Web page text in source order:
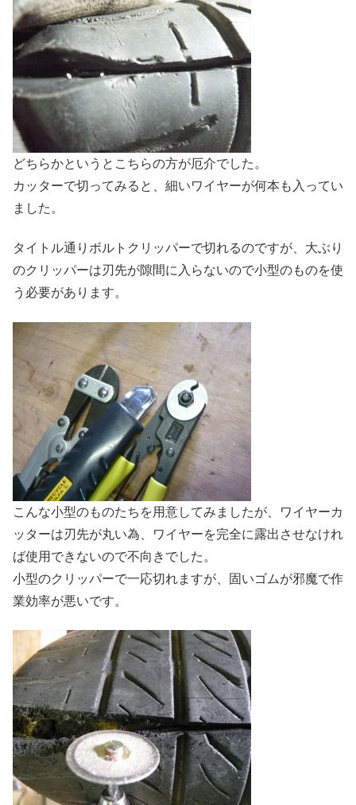
どちらかというとこちらの方が厄介でした。
カッターで切ってみると、細いワイヤーが何本も入ってい
ました。
タイトル通りボルトクリッパーで切れるのですが、大ぶり
のクリッパーは刃先が隙間に入らないので小型のものを使
う必要があります。
こんな小型のものたちを用意してみましたが、ワイヤーカ
ッターは刃先が丸い為、ワイヤーを完全に露出させなけれ
ば使用できないので不向きでした。
小型のクリッパーで一応切れますが、固いゴムが邪魔で作
業効率が悪いです。